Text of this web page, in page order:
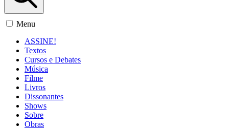
Menu
ASSINE!
Textos
Cursos e Debates
Música
Filme
Livros
Dissonantes
Shows
Sobre
Obras